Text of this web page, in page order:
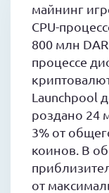
майнинг
CPU-
800 млн
процессе
Launchpool
роздано 24
3% от
коинов. В
от